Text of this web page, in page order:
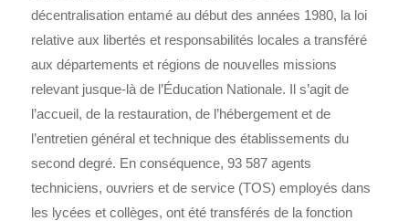
décentralisation entamé au début des années 1980, la loi
relative aux libertés et responsabilités locales a transféré
aux départements et régions de nouvelles missions
relevant jusque-là de l’Éducation Nationale. Il s’agit de
l’accueil, de la restauration, de l’hébergement et de
l’entretien général et technique des établissements du
second degré. En conséquence, 93 587 agents
techniciens, ouvriers et de service (TOS) employés dans
les lycées et collèges, ont été transférés de la fonction